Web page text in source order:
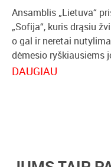
Ansamblis „Lietuva“
„Sofija“, kuris drąsiu
o gal ir neretai
dėmesio ryškiausiems
menininko biografijai,
DAUGIAU